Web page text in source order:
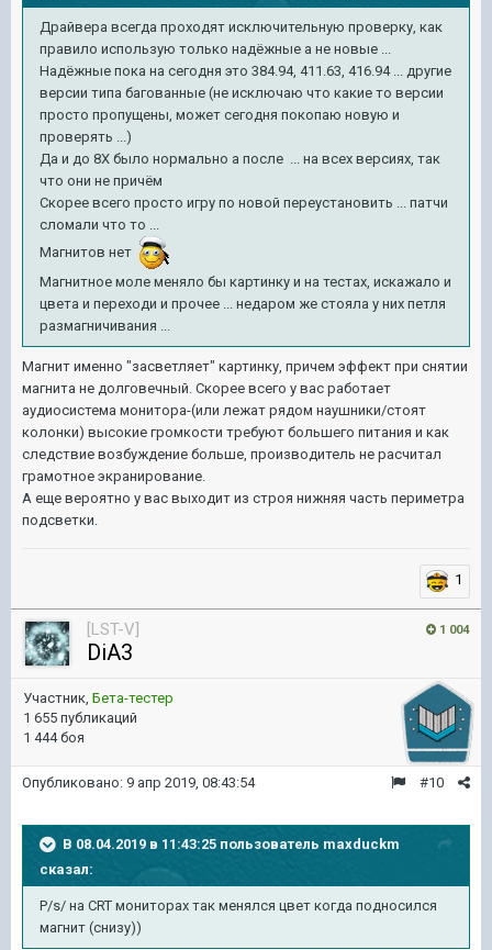
Драйвера всегда проходят исключительную проверку, как
правило использую только надёжные а не новые ...
Надёжные пока на сегодня это 384.94, 411.63, 416.94 ... другие
версии типа багованные (не исключаю что какие то версии
просто пропущены, может сегодня покопаю новую и
проверять ...)
Да и до 8Х было нормально а после ... на всех версиях, так
что они не причём
Скорее всего просто игру по новой переустановить ... патчи
сломали что то ...
Магнитов нет
Магнитное моле меняло бы картинку и на тестах, искажало и
цвета и переходи и прочее ... недаром же стояла у них петля
размагничивания ...
Магнит именно "засветляет" картинку, причем эффект при снятии
магнита не долговечный. Скорее всего у вас работает
аудиосистема монитора-(или лежат рядом наушники/стоят
колонки) высокие громкости требуют большего питания и как
следствие возбуждение больше, производитель не расчитал
грамотное экранирование.
А еще вероятно у вас выходит из строя нижняя часть периметра
подсветки.
1
1 004
[LST-V]
DiA3
Участник, Бета-тестер
1 655 публикаций
1 444 боя
#10
Опубликовано: 9 апр 2019, 08:43:54
В 08.04.2019 в 11:43:25 пользователь maxduckm
сказал:
P/s/ на CRT мониторах так менялся цвет когда подносился
магнит (снизу))